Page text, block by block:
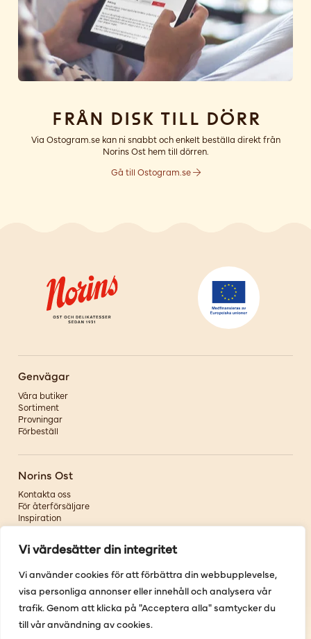
Vi värdesätter din integritet
Vi använder cookies för att förbättra din webbupplevelse,
visa personliga annonser eller innehåll och analysera vår
trafik. Genom att klicka på "Acceptera alla" samtycker du
till vår användning av cookies.
Från disk till dörr
Via Ostogram.se kan ni snabbt och enkelt beställa direkt från
Norins Ost hem till dörren.
Gå till Ostogram.se
Genvägar
Våra butiker
Sortiment
Provningar
Förbeställ
Norins Ost
Kontakta oss
För återförsäljare
Inspiration
Om oss
Följ oss
Facebook
Instagram
Youtube